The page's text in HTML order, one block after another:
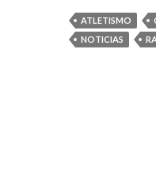
ATLETISMO
NOTICIAS